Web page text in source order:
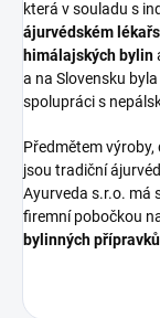
která v souladu s
ájurvédském
himálajských bylin
a na Slovensku
spolupráci s
Předmětem
jsou tradiční
Ayurveda s.r.o. má
firemní pobočkou
bylinných